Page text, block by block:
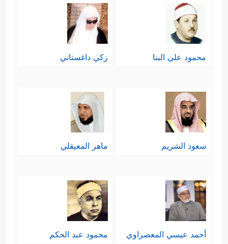
محمود علي البنا زكي داغستاني
سعود الشريم ماهر المعيقلي
أحمد عيسي المعصراوي محمود عبد الحكم